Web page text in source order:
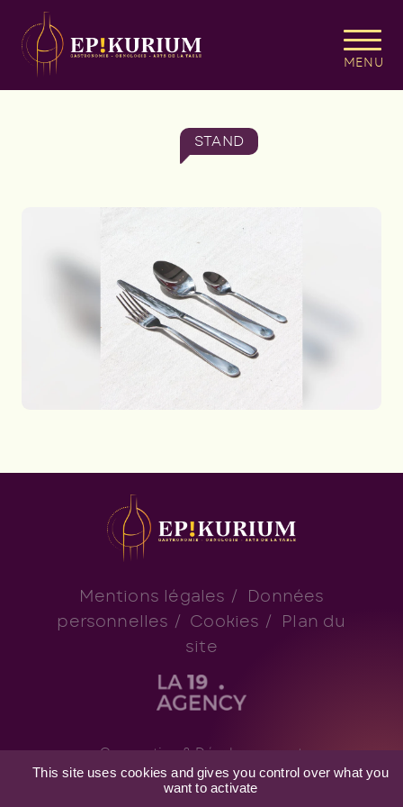
MENU
STAND
Mentions légales /
Données
personnelles / Cookies /
Plan du
site
Conception & Développement
ENVOYER LE MESSAGE
les informations saisies soient exploitées
This site uses cookies and gives you control over what you
want to activate